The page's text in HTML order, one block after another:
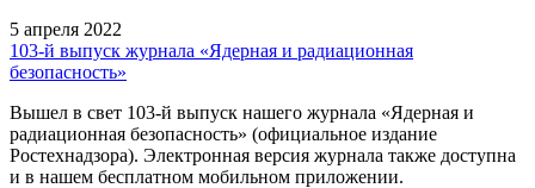
5 апреля 2022
103-й выпуск журнала «Ядерная и радиационная
безопасность»
Вышел в свет 103-й выпуск нашего журнала «Ядерная и
радиационная безопасность» (официальное издание
Ростехнадзора). Электронная версия журнала также доступна
и в нашем бесплатном мобильном приложении.